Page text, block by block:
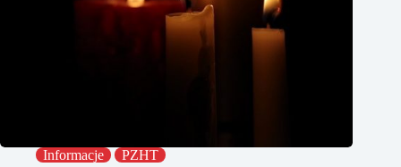
Informacje PZHT